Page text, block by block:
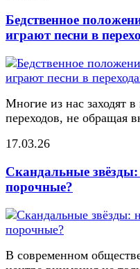
Бедственное
играют песни в
Многие из нас заходят
переходов, не обращая
17.03.26
Скандальные
порочные?
В современном